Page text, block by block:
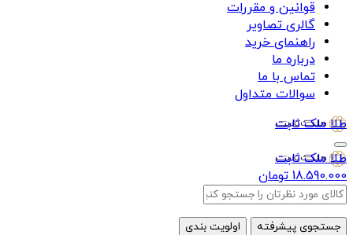
قوانین و مقررات
گالری تصاویر
راهنمای خرید
درباره ما
تماس با ما
سوالات متداول
طلا ملک ثابت
طلا ملک ثابت
18.590.000 تومان
جستجوی پیشرفته اولویت بندی